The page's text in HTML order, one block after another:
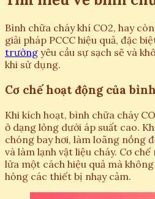
Bình chữa cháy khí CO2, hay
giải pháp PCCC hiệu quả, đặc
trường yêu cầu sự sạch sẽ và
khi sử dụng.
Cơ chế hoạt động của
Khi kích hoạt, bình chữa cháy
ở dạng lỏng dưới áp suất cao.
chóng bay hơi, làm loãng nồng
và làm lạnh vật liệu cháy. Cơ
lửa một cách hiệu quả mà
hỏng các thiết bị nhạy cảm.